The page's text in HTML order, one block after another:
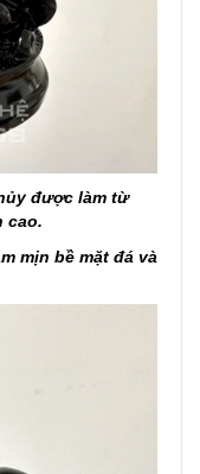
được làm từ
cao.
mịn bề mặt đá và